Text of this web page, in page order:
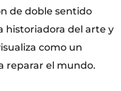
de doble sentido
historiadora del arte y
como un
reparar el mundo.